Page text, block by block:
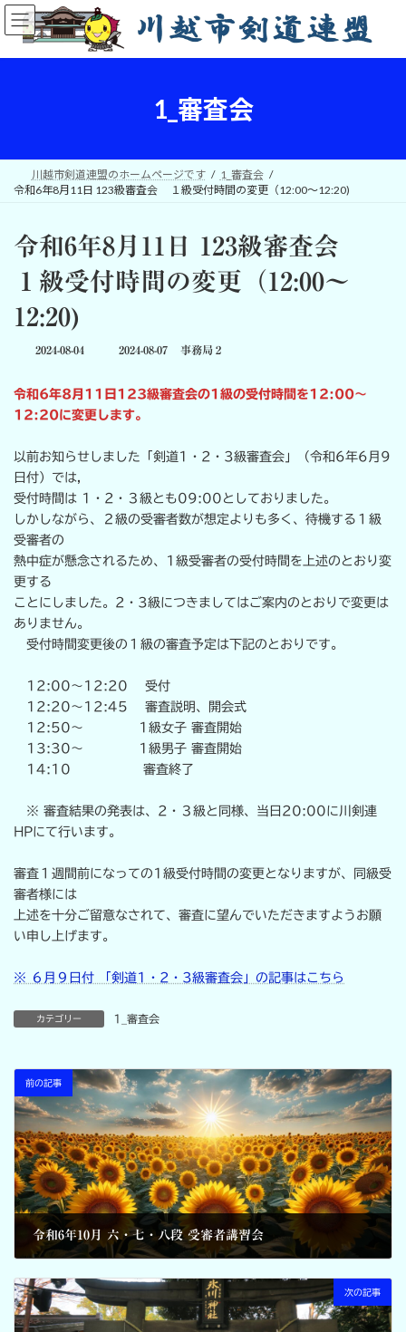
コ
ン
ン
ナ
ビ
ー
1_審査会
川越市剣道連盟のホームページです
1_審査会
令和6年8月11日 123級審査会 １級受付時間の変更（12:00～12:20)
令和6年8月11日 123級審査会
１級受付時間の変更（12:00～
12:20)
2024-08-04
最
新
日
2024-08-07 事務局２
令和6年8月11日123級審査会の1級の受付時間を12:00～
12:20に変更します。
以前お知らせしました「剣道1・2・3級審査会」（令和6年6月9
日付）では,
受付時間は 1・2・３級とも09:00としておりました。
しかしながら、２級の受審者数が想定よりも多く、待機する１級
受審者の
熱中症が懸念されるため、1級受審者の受付時間を上述のとおり変
更する
ことにしました。2・3級につきましてはご案内のとおりで変更は
ありません。
受付時間変更後の１級の審査予定は下記のとおりです。
12:00～12:20 受付
12:20～12:45 審査説明、開会式
12:50～ 1級女子 審査開始
13:30～ 1級男子 審査開始
14:10 審査終了
※ 審査結果の発表は、2・３級と同様、当日20:00に川剣連
HPにて行います。
審査１週間前になっての1級受付時間の変更となりますが、同級受
審者様には
上述を十分ご留意なされて、審査に望んでいただきますようお願
い申し上げます。
※ ６月９日付 「剣道1・2・3級審査会」の記事はこちら
カテゴリー 1_審査会
前の記事
令和6年10月 六・七・八段 受審者講習会
次の記事